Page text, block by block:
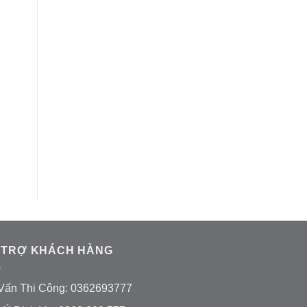
TRỢ KHÁCH HÀNG
Thi Công: 0362693777